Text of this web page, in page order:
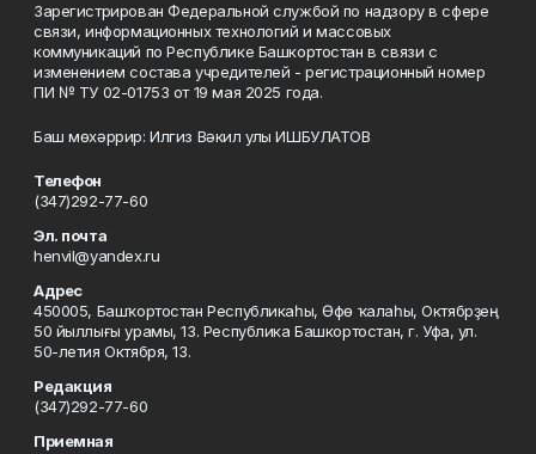
Зарегистрирован Федеральной службой по надзору в сфере
связи, информационных технологий и массовых
коммуникаций по Республике Башкортостан в связи с
изменением состава учредителей - регистрационный номер
ПИ № ТУ 02-01753 от 19 мая 2025 года.
Баш мөхәррир: Илгиз Вәкил улы ИШБУЛАТОВ
Телефон
(347)292-77-60
Эл. почта
henvil@yandex.ru
Адрес
450005, Башҡортостан Республикаһы, Өфө ҡалаһы, Октябрҙең
50 йыллығы урамы, 13. Республика Башкортостан, г. Уфа, ул.
50-летия Октября, 13.
Редакция
(347)292-77-60
Приемная